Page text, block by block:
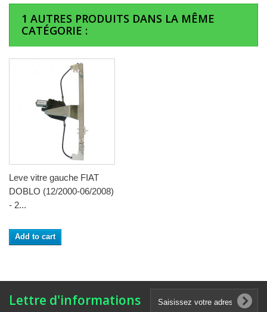
1 AUTRES PRODUITS DANS LA MÊME
CATÉGORIE :
Leve vitre gauche FIAT
DOBLO (12/2000-06/2008)
- 2...
Add to cart
Lettre d'informations